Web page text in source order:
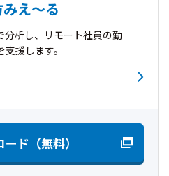
え〜る
分析し、リモート社員の勤
援します。
ド（無料）